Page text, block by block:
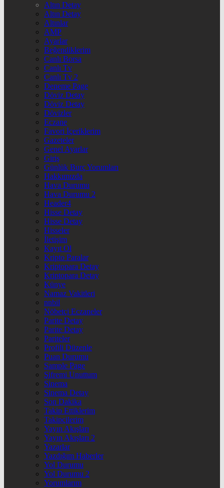
Altın Detay
Altın Detay
Altınlar
AMP
Ayarlar
Beğendiklerim
Canlı Borsa
Canlı Tv
Canlı Tv 2
Deneme Page
Döviz Detay
Döviz Detay
Dövizler
Eczane
Favori İçeriklerim
Gazeteler
Genel Ayarlar
Giriş
Günlük Burç Yorumları
Hakkımızda
Hava Durumu
Hava Durumu 2
Header4
Hisse Detay
Hisse Detay
Hisseler
İletişim
Kayıt Ol
Kripto Paralar
Kriptopara Detay
Kriptopara Detay
Künye
Namaz Vakitleri
nnbil
Nöbetçi Eczaneler
Parite Detay
Parite Detay
Pariteler
Profili Düzenle
Puan Durumu
Sample Page
Şifremi Unuttum
Sinema
Sinema Detay
Son Dakika
Takip Ettiklerim
Takipçilerim
Yayın Akışları
Yayın Akışları 2
Yazarlar
Yazdığım Haberler
Yol Durumu
Yol Durumu 2
Yorumlarım